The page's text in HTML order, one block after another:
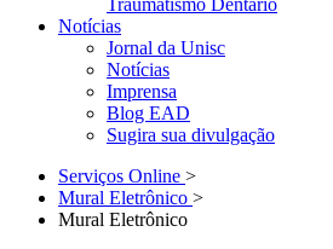
Traumatismo Dentário
Notícias
Jornal da Unisc
Notícias
Imprensa
Blog EAD
Sugira sua divulgação
Serviços Online >
Mural Eletrônico >
Mural Eletrônico